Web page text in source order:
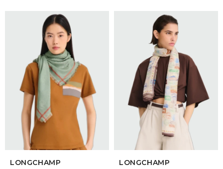
SELECCIONAR TALLE
LONGCHAMP
SELECCIONAR TALLE
LONGCHAMP